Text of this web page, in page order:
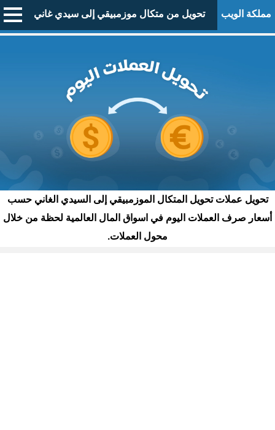
مملكة الويب تحويل من متكال موزمبيقي إلى سيدي غاني
تحويل عملات تحويل المتكال الموزمبيقي إلى السيدي الغاني حسب
أسعار صرف العملات اليوم في اسواق المال العالمية لحظة من خلال
محول العملات.